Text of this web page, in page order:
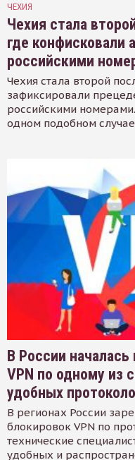
ЧЕХИЯ
Чехия стала
где конфисковали
российскими
Чехия стала второй
зафиксировали
российскими
одном подобном случае
В России
VPN по одному из
удобных
В регионах России
блокировок VPN по
технические
удобных и